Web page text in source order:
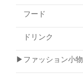
フード
ドリンク
▶ファッション小物